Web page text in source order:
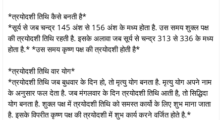
*त्रयोदशी तिथि कैसे बनती है*
*सूर्य से जब चन्द्र 145 अंश से 156 अंश के मध्य होता है. उस समय शुक्ल पक्ष
की त्रयोदशी तिथि रहती है. इसके अलावा जब सूर्य से चन्द्र 313 से 336 के मध्य
होता है.* *उस समय कृष्ण पक्ष की त्रयोदशी होती है*
*त्रयोदशी तिथि वार योग*
*त्रयोदशी तिथि जब बुधवार के दिन हो, तो मृत्यु योग बनता है. मृत्यु योग अपने नाम
के अनुसार फल देता है. जब मंगलवार के दिन त्रयोदशी तिथि आती है, तो सिद्धिदा
योग बनता है. शुक्ल पक्ष में त्रयोदशी तिथि को समस्त कार्यो के लिए शुभ माना जाता
है. इसके विपरीत कृष्ण पक्ष की त्रयोदशी में शुभ कार्य करने वर्जित होते है.*